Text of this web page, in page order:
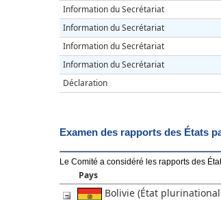
Information du Secrétariat
Information du Secrétariat
Information du Secrétariat
Information du Secrétariat
Déclaration
Examen des rapports des États
Le Comité a considéré les rapports des
Pays
Bolivie (État